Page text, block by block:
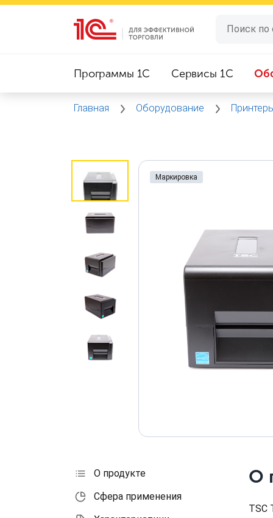
Программы 1C Сервисы 1C
Главная Оборудование
Маркировка
О продукте
Сфера применения
О
TSC